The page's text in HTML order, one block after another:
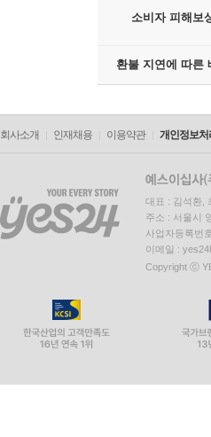
소비자 피해보
환불 지연에 따른
회사소개 인재채용 이용약관 개인정보처
대표 : 김석환,
주소 : 서울시
사업자등록번
이메일 :
Copyright ⓒ